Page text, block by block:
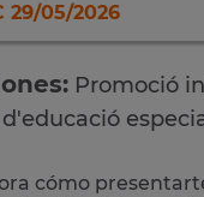
29/05/2026
Promoció
cómo